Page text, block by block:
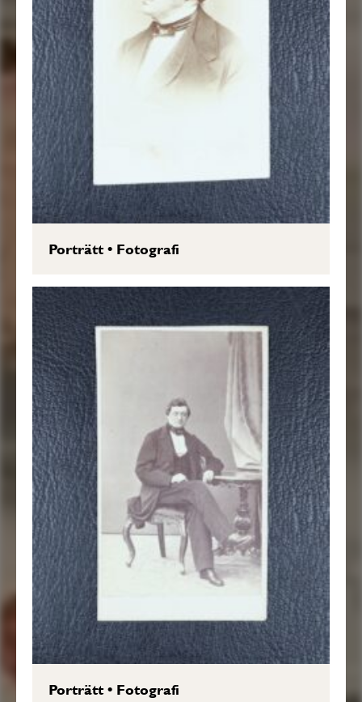
Porträtt• Fotografi
Porträtt• Fotografi